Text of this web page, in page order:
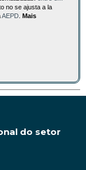
no se ajusta a la
AEPD Mais
do setor